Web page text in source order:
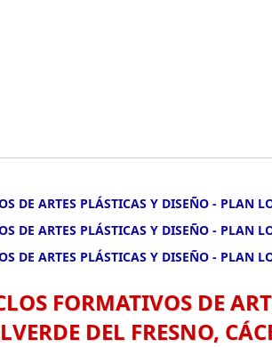
DE ARTES PLÁSTICAS Y DISEÑO - PLAN
DE ARTES PLÁSTICAS Y DISEÑO - PLAN
DE ARTES PLÁSTICAS Y DISEÑO - PLAN
FORMATIVOS DE
DEL FRESNO,